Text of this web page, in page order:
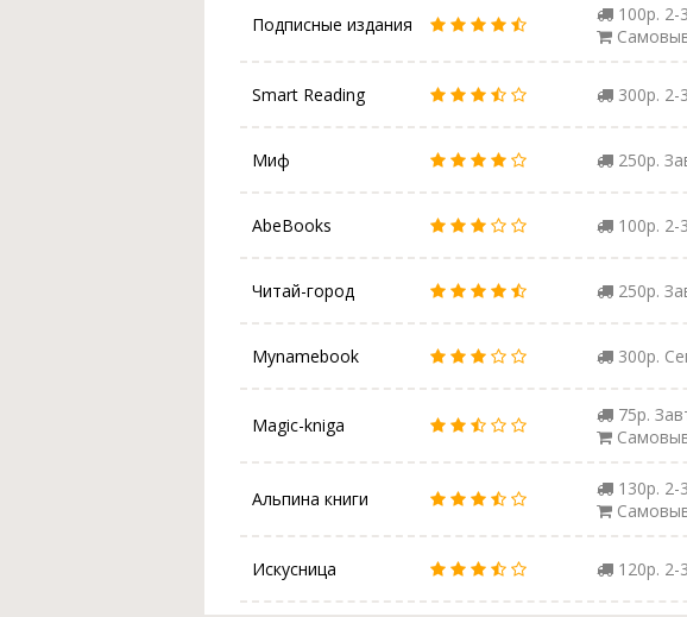
Подписные издания
100р. 2-
Smart Reading 300р. 2-
Миф 250р.
AbeBooks 100р. 2-
Читай-город 250р.
Mynamebook 300р.
Magic-kniga
75р.
Альпина книги
130р. 2-
Искусница 120р. 2-